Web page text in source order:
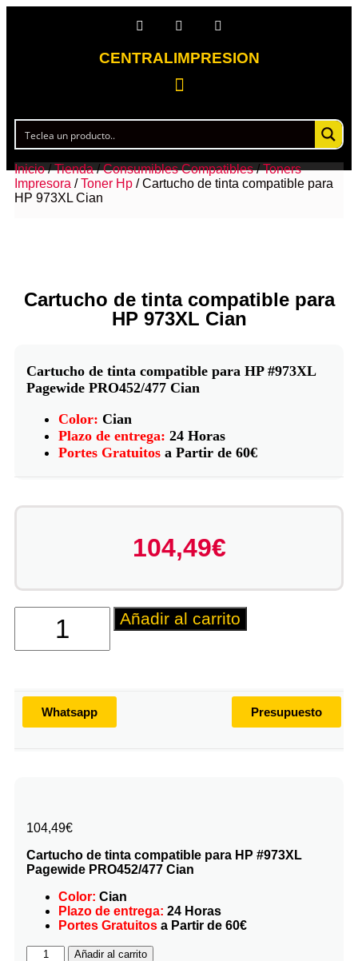
CENTRALIMPRESION
Inicio/Tienda/Consumibles Compatibles/Toners
Impresora /Toner Hp / Cartucho de tinta compatible para
HP 973XL Cian
Cartucho de tinta compatible para
HP 973XL Cian
Cartucho de tinta compatible para HP #973XL
Pagewide PRO452/477 Cian
Color: Cian
Plazo de entrega: 24 Horas
Portes Gratuitos a Partir de 60€
104,49€
Añadir al carrito
Whatsapp Presupuesto
104,49€
Cartucho de tinta compatible para HP #973XL
Pagewide PRO452/477 Cian
Color: Cian
Plazo de entrega: 24 Horas
Portes Gratuitos a Partir de 60€
Añadir al carrito